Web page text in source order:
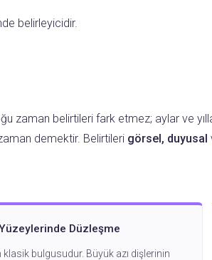
belirleyicidir.
zaman belirtileri fark etmez; aylar ve
demektir. Belirtileri görsel, duyusal
Düzleşme
bulgusudur. Büyük azı dişlerinin